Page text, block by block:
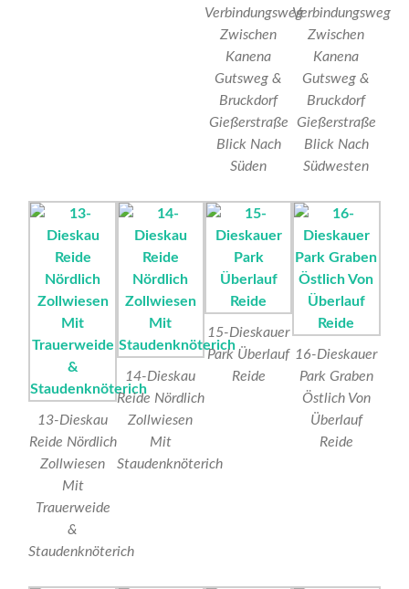
Verbindungsweg
Zwischen
Kanena
Gutsweg &
Bruckdorf
Gießerstraße
Blick Nach
Süden
Verbindungsweg
Zwischen
Kanena
Gutsweg &
Bruckdorf
Gießerstraße
Blick Nach
Südwesten
13-Dieskau
Reide Nördlich
Zollwiesen
Mit
Trauerweide
&
Staudenknöterich
14-Dieskau
Reide Nördlich
Zollwiesen
Mit
Staudenknöterich
15-Dieskauer
Park Überlauf
Reide
16-Dieskauer
Park Graben
Östlich Von
Überlauf
Reide